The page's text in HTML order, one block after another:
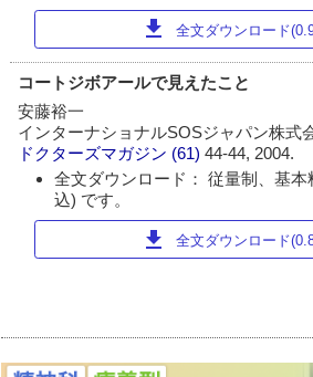
download 全文ダウンロード
コートジボアールで見えたこと
安藤裕一
インターナショナルSOSジャパン株式
ドクターズマガジン (61)44-44, 2004.
全文ダウンロード： 従量制、基
込) です。
download 全文ダウンロード